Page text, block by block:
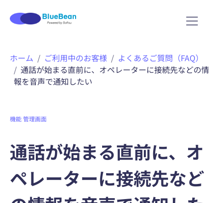
ホーム ご利用中のお客様
よくあるご質問（FAQ）
通話が始まる直前に、オペレーターに接続先などの情
報を音声で通知したい
機能管理画面
通話が始まる直前に、オ
ペレーターに接続先など